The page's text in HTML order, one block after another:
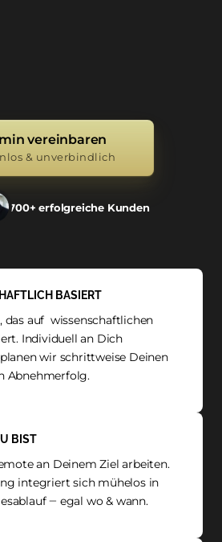
vereinbaren
& unverbindlich
700+ erfolgreiche Kunden
BASIERT
das auf
Individuell an
planen wir schrittweise
Deinen
Abnehmerfolg.
BIST
an Deinem Ziel
integriert sich mühelos
‒ egal wo & wann.